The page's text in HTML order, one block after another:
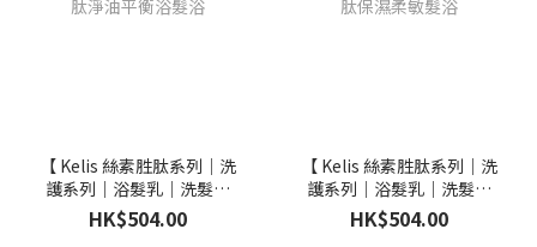
【 Kelis 絲素胜肽系列｜洗
護系列｜浴髮乳｜洗髮水
⎪日常養護四寶 ⎪ 之一 】
絲素胜肽淨油平衡浴髮浴
HK$504.00
【 Kelis 絲素胜肽系列｜洗
護系列｜浴髮乳｜洗髮水
⎪日常養護四寶 ⎪ 之一 】
絲素胜肽保濕柔敏髮浴
HK$504.00